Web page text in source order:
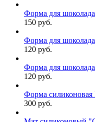
Форма для
150 руб.
Форма для
120 руб.
Форма для
120 руб.
Форма
300 руб.